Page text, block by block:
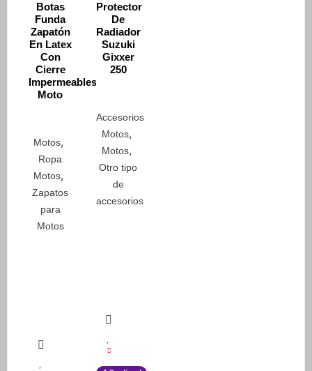
Botas
Funda
Zapatón
En Latex
Con
Cierre
Impermeables
Moto
Motos,
Ropa
Motos,
Zapatos
para
Motos
Protector
De
Radiador
Suzuki
Gixxer
250
Accesorios
Motos,
Motos,
Otro tipo
de
accesorios